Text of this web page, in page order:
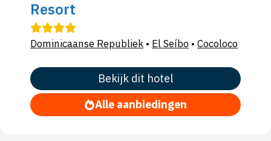
Resort
Dominicaanse Republiek • El Seíbo • Cocoloco
Bekijk dit hotel
Alle aanbiedingen